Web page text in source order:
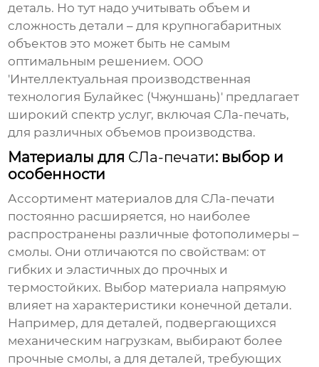
деталь. Но тут надо учитывать объем и
сложность детали – для крупногабаритных
объектов это может быть не самым
оптимальным решением. ООО
'Интеллектуальная производственная
технология Булайкес (Чжуншань)' предлагает
широкий спектр услуг, включая СЛа-печать,
для различных объемов производства.
Материалы для СЛа-печати: выбор и
особенности
Ассортимент материалов для СЛа-печати
постоянно расширяется, но наиболее
распространены различные фотополимеры –
смолы. Они отличаются по свойствам: от
гибких и эластичных до прочных и
термостойких. Выбор материала напрямую
влияет на характеристики конечной детали.
Например, для деталей, подвергающихся
механическим нагрузкам, выбирают более
прочные смолы, а для деталей, требующих